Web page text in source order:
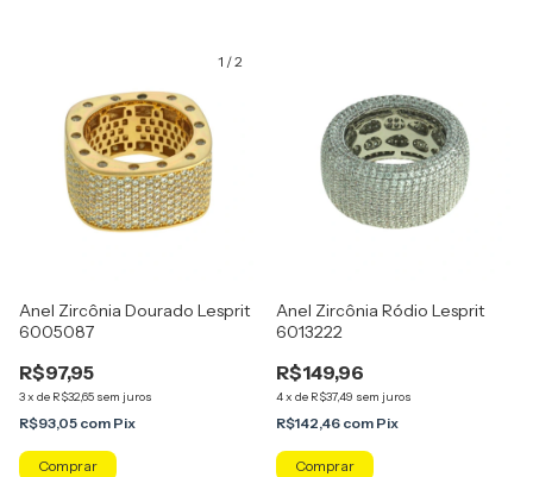
1 /2
Anel Zircônia Dourado Lesprit
6005087
R$97,95
3x de R$32,65 sem juros
R$93,05 com Pix
Comprar
Anel Zircônia Ródio Lesprit
6013222
R$149,96
4x de R$37,49 sem juros
R$142,46 com Pix
Comprar